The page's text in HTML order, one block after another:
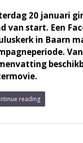
20 januari
van start. Een
in Baarn
reading